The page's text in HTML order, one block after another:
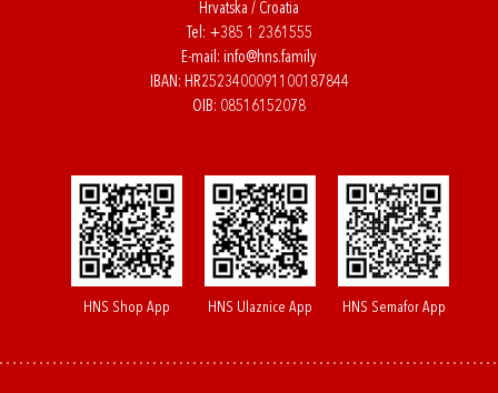
Hrvatska / Croatia
Tel: +385 1 2361555
E-mail: info@hns.family
IBAN: HR2523400091100187844
OIB: 08516152078
HNS Shop App HNS Ulaznice App HNS Semafor App